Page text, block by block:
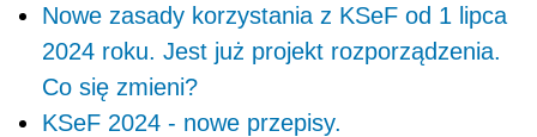
Nowe zasady korzystania z KSeF od 1 lipca
2024 roku. Jest już projekt rozporządzenia.
Co się zmieni?
KSeF 2024 - nowe przepisy.